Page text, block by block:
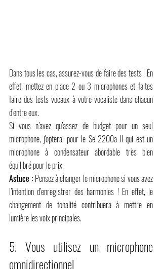
Dans tous les cas, assurez-vous de faire des tests ! En
effet, mettez en place 2 ou 3 microphones et faites
faire des tests vocaux à votre vocaliste dans chacun
d’entre eux.
Si vous n’avez qu’assez de budget pour un seul
microphone, j'opterai pour le Se 2200a II qui est un
microphone à condensateur abordable très bien
équilibré pour le prix.
Astuce : Pensez à changer le microphone si vous avez
l’intention d’enregistrer des harmonies ! En effet, le
changement de tonalité contribuera à mettre en
lumière les voix principales.
5. Vous utilisez un microphone
omnidirectionnel